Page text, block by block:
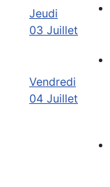
Jeudi
03 Juillet
Vendredi
04 Juillet